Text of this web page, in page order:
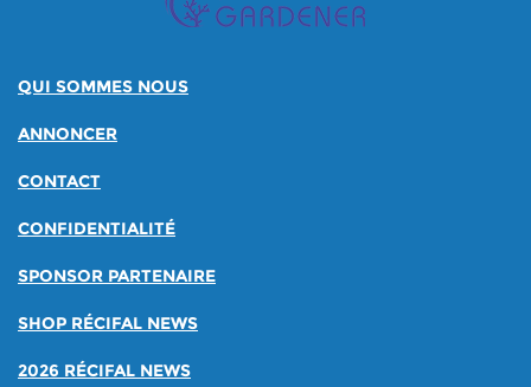
QUI SOMMES NOUS
ANNONCER
CONTACT
CONFIDENTIALITÉ
SPONSOR PARTENAIRE
SHOP RÉCIFAL NEWS
2026 RÉCIFAL NEWS